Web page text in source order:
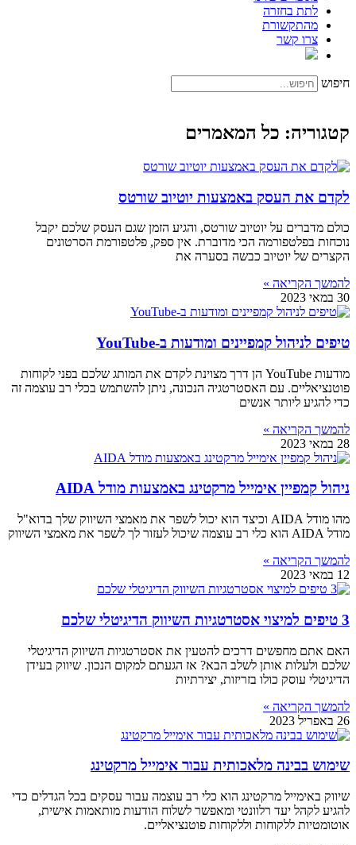
לתת בחזרה
מהתקשורת
צרו קשר
חיפוש
קטגוריה: כל המאמרים
לקדם את העסק באמצעות יוטיוב שורטס
כולם מדברים על יוטיוב שורטס, והגיע הזמן שגם העסק שלכם יקבל
נוכחות בפלטפורמה הכי מדוברת. אין ספק, פלטפורמת הסרטונים
הקצרים של יוטיוב כבשה בסערה את
להמשך הקריאה »
30 במאי 2023
טיפים לניהול קמפיינים ומודעות ב-YouTube
מודעות YouTube הן דרך מצוינת לקדם את המותג שלכם בפני לקוחות
פוטנציאליים. עם האסטרטגיה הנכונה, ניתן להשתמש בכלי רב עוצמה זה
כדי להגיע ליותר אנשים
להמשך הקריאה »
28 במאי 2023
ניהול קמפיין אימייל מרקטינג באמצעות מודל AIDA
מהו מודל AIDA וכיצד הוא יכול לשפר את מאמצי השיווק שלך בדוא"ל
מודל AIDA הוא כלי רב עוצמה שיכול לעזור לך לשפר את מאמצי השיווק
להמשך הקריאה »
12 במאי 2023
3 טיפים למיצוי אסטרטגיות השיווק הדיגיטלי שלכם
האם אתם מחפשים דרכים להטעין את אסטרטגיות השיווק הדיגיטלי
שלכם ולעלות אותן לשלב הבא? אז הגעתם למקום הנכון. שיווק בעידן
הדיגיטלי עוסק כולו בזריזות, יצירתיות
להמשך הקריאה »
26 באפריל 2023
שימוש בבינה מלאכותית עבור אימייל מרקטינג
שיווק באימייל מרקטינג הוא כלי רב עוצמה עבור עסקים בכל הגדלים כדי
להגיע לקהל יעד רלוונטי ומאפשר לשלוח הודעות מותאמות אישית,
אוטומטיות ללקוחות וללקוחות פוטנציאליים.